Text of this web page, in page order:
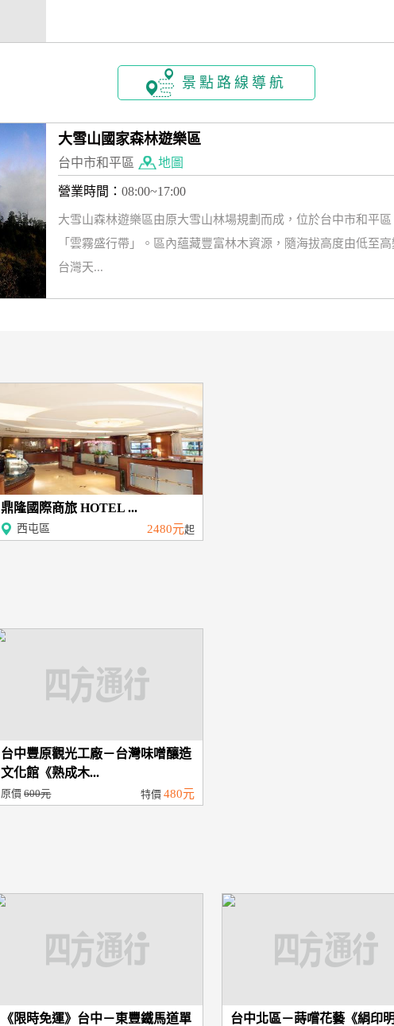
景點路線導航
大雪山國家森林遊樂區
台中市和平區 地圖
營業時間： 08:00~17:00
大雪山森林遊樂區由原大雪山林場規劃而成，位於台中市和平
「雲霧盛行帶」。區內蘊藏豐富林木資源，隨海拔高度由低至
台灣天...
鼎隆國際商旅 HOTEL ...
西屯區 2480元起
台中豐原觀光工廠－台灣味噌釀造
文化館《熟成木...
原價600元 特價480元
《限時免運》台中－東豐鐵馬道單
台中北區－蒔嚐花藝《絹印